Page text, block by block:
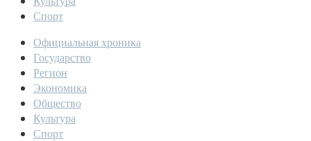
Спорт
Официальная хроника
Государство
Регион
Экономика
Общество
Культура
Спорт